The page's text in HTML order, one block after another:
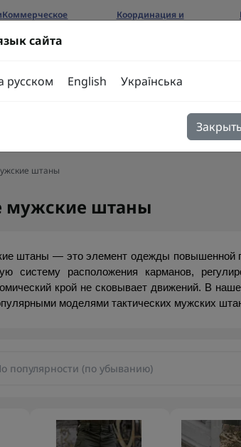
Коммерческое
Координация и
штаны
сайта
русском English Українська
Закрыть
мужские штаны
штаны — это элемент одежды повышенной
систему расположения карманов,
крой не сковывает движений. В
моделями тактических мужских